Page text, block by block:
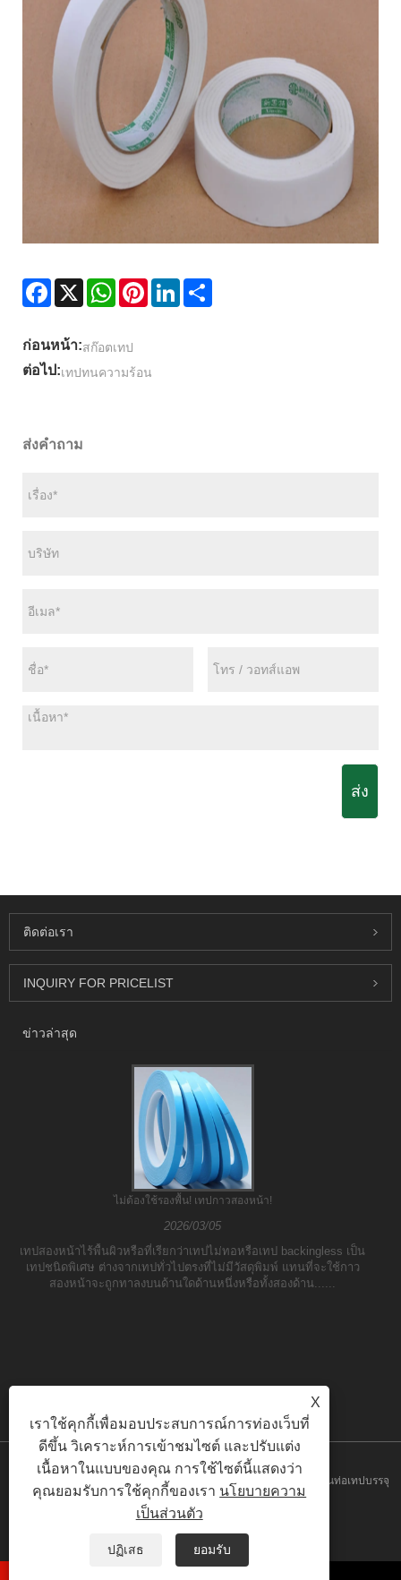
Facebook
X WhatsAppPinterestLinkedIn
ก่อนหน้า:สก๊อตเทป
ต่อไป:เทปทนความร้อน
ส่งคำถาม
ส่ง
ติดต่อเรา
INQUIRY FOR PRICELIST
ข่าวล่าสุด
ไม่ต้องใช้รองพื้น! เทปกาวสองหน้า!
2026/03/05
เทปสองหน้าไร้พื้นผิวหรือที่เรียกว่าเทปไม่ทอหรือเทป backingless เป็น
เทปชนิดพิเศษ ต่างจากเทปทั่วไปตรงที่ไม่มีวัสดุพิมพ์ แทนที่จะใช้กาว
สองหน้าจะถูกทาลงบนด้านใดด้านหนึ่งหรือทั้งสองด้าน......
ลิขสิทธิ์© 2023 Yilane (Shanghai) Industrial Co Ltd - เทปพีวีซีเทปพันท่อเทปบรรจุ
- สงวนลิขสิทธิ์
Sitemap RSS XML
X
เราใช้คุกกี้เพื่อมอบประสบการณ์การท่องเว็บที่
ดีขึ้น วิเคราะห์การเข้าชมไซต์ และปรับแต่ง
เนื้อหาในแบบของคุณ การใช้ไซต์นี้แสดงว่า
คุณยอมรับการใช้คุกกี้ของเรา นโยบายความ
เป็นส่วนตัว
ปฏิเสธ ยอมรับ